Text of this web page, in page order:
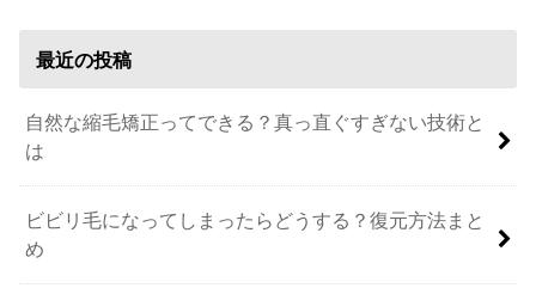
最近の投稿
自然な縮毛矯正ってできる？真っ直ぐすぎない技術と
は
ビビリ毛になってしまったらどうする？復元方法まと
め